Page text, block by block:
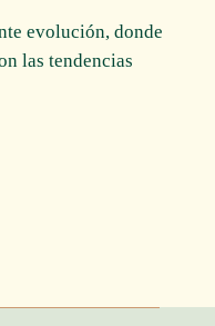
evolución, donde
las tendencias